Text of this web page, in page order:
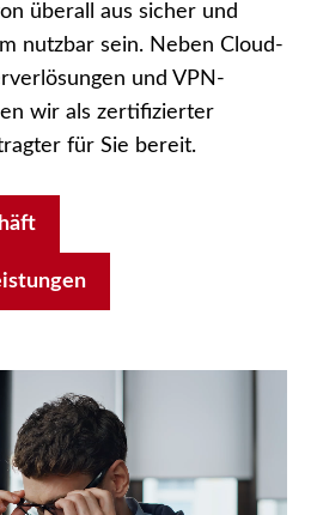
überall aus sicher und
nutzbar sein. Neben Cloud-
und VPN-
wir als zertifizierter
für Sie bereit.